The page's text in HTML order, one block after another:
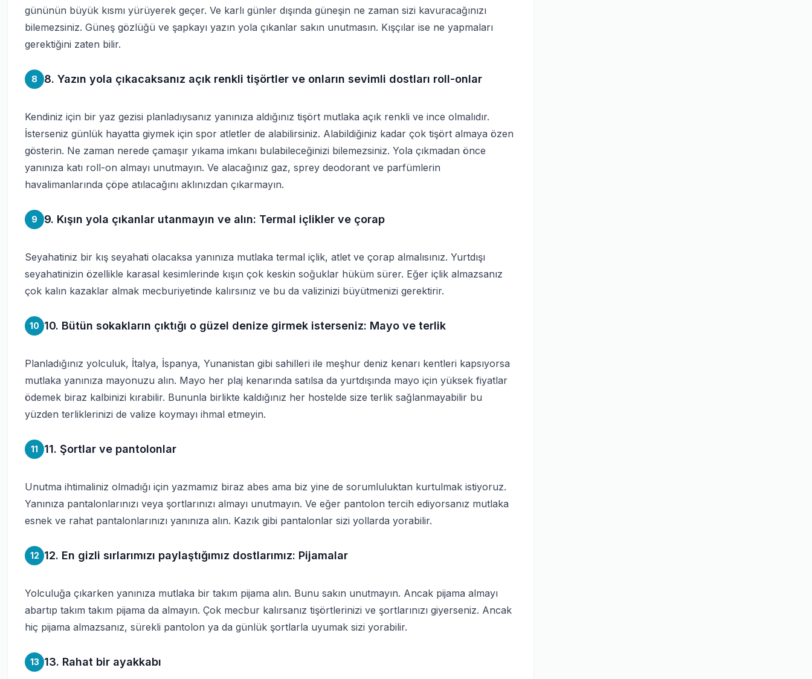
gününün büyük kısmı yürüyerek geçer. Ve karlı günler dışında güneşin ne zaman sizi kavuracağınızı
bilemezsiniz. Güneş gözlüğü ve şapkayı yazın yola çıkanlar sakın unutmasın. Kışçılar ise ne yapmaları
gerektiğini zaten bilir.
8 8. Yazın yola çıkacaksanız açık renkli tişörtler ve onların sevimli dostları roll-onlar
Kendiniz için bir yaz gezisi planladıysanız yanınıza aldığınız tişört mutlaka açık renkli ve ince olmalıdır.
İsterseniz günlük hayatta giymek için spor atletler de alabilirsiniz. Alabildiğiniz kadar çok tişört almaya özen
gösterin. Ne zaman nerede çamaşır yıkama imkanı bulabileceğinizi bilemezsiniz. Yola çıkmadan önce
yanınıza katı roll-on almayı unutmayın. Ve alacağınız gaz, sprey deodorant ve parfümlerin
havalimanlarında çöpe atılacağını aklınızdan çıkarmayın.
9 9. Kışın yola çıkanlar utanmayın ve alın: Termal içlikler ve çorap
Seyahatiniz bir kış seyahati olacaksa yanınıza mutlaka termal içlik, atlet ve çorap almalısınız. Yurtdışı
seyahatinizin özellikle karasal kesimlerinde kışın çok keskin soğuklar hüküm sürer. Eğer içlik almazsanız
çok kalın kazaklar almak mecburiyetinde kalırsınız ve bu da valizinizi büyütmenizi gerektirir.
10 10. Bütün sokakların çıktığı o güzel denize girmek isterseniz: Mayo ve terlik
Planladığınız yolculuk, İtalya, İspanya, Yunanistan gibi sahilleri ile meşhur deniz kenarı kentleri kapsıyorsa
mutlaka yanınıza mayonuzu alın. Mayo her plaj kenarında satılsa da yurtdışında mayo için yüksek fiyatlar
ödemek biraz kalbinizi kırabilir. Bununla birlikte kaldığınız her hostelde size terlik sağlanmayabilir bu
yüzden terliklerinizi de valize koymayı ihmal etmeyin.
11 11. Şortlar ve pantolonlar
Unutma ihtimaliniz olmadığı için yazmamız biraz abes ama biz yine de sorumluluktan kurtulmak istiyoruz.
Yanınıza pantalonlarınızı veya şortlarınızı almayı unutmayın. Ve eğer pantolon tercih ediyorsanız mutlaka
esnek ve rahat pantalonlarınızı yanınıza alın. Kazık gibi pantalonlar sizi yollarda yorabilir.
12 12. En gizli sırlarımızı paylaştığımız dostlarımız: Pijamalar
Yolculuğa çıkarken yanınıza mutlaka bir takım pijama alın. Bunu sakın unutmayın. Ancak pijama almayı
abartıp takım takım pijama da almayın. Çok mecbur kalırsanız tişörtlerinizi ve şortlarınızı giyerseniz. Ancak
hiç pijama almazsanız, sürekli pantolon ya da günlük şortlarla uyumak sizi yorabilir.
13 13. Rahat bir ayakkabı